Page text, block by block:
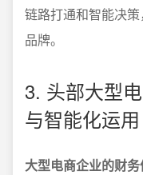
链路打通和智能决
品牌。
3. 头部大型
与智能化运用
大型电商企业的财